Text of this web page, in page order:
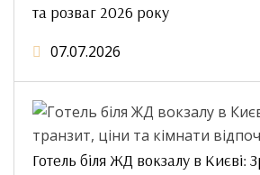
та розваг 2026 року
07.07.2026
Готель біля ЖД вокзалу в Києві: